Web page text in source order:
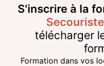
S'inscrire à la
télécharger
Formation dans vos